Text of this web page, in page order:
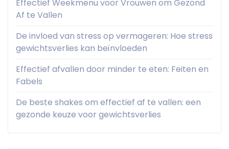
Effectief Weekmenu voor Vrouwen om Gezond
Af te Vallen
De invloed van stress op vermageren: Hoe stress
gewichtsverlies kan beïnvloeden
Effectief afvallen door minder te eten: Feiten en
Fabels
De beste shakes om effectief af te vallen: een
gezonde keuze voor gewichtsverlies